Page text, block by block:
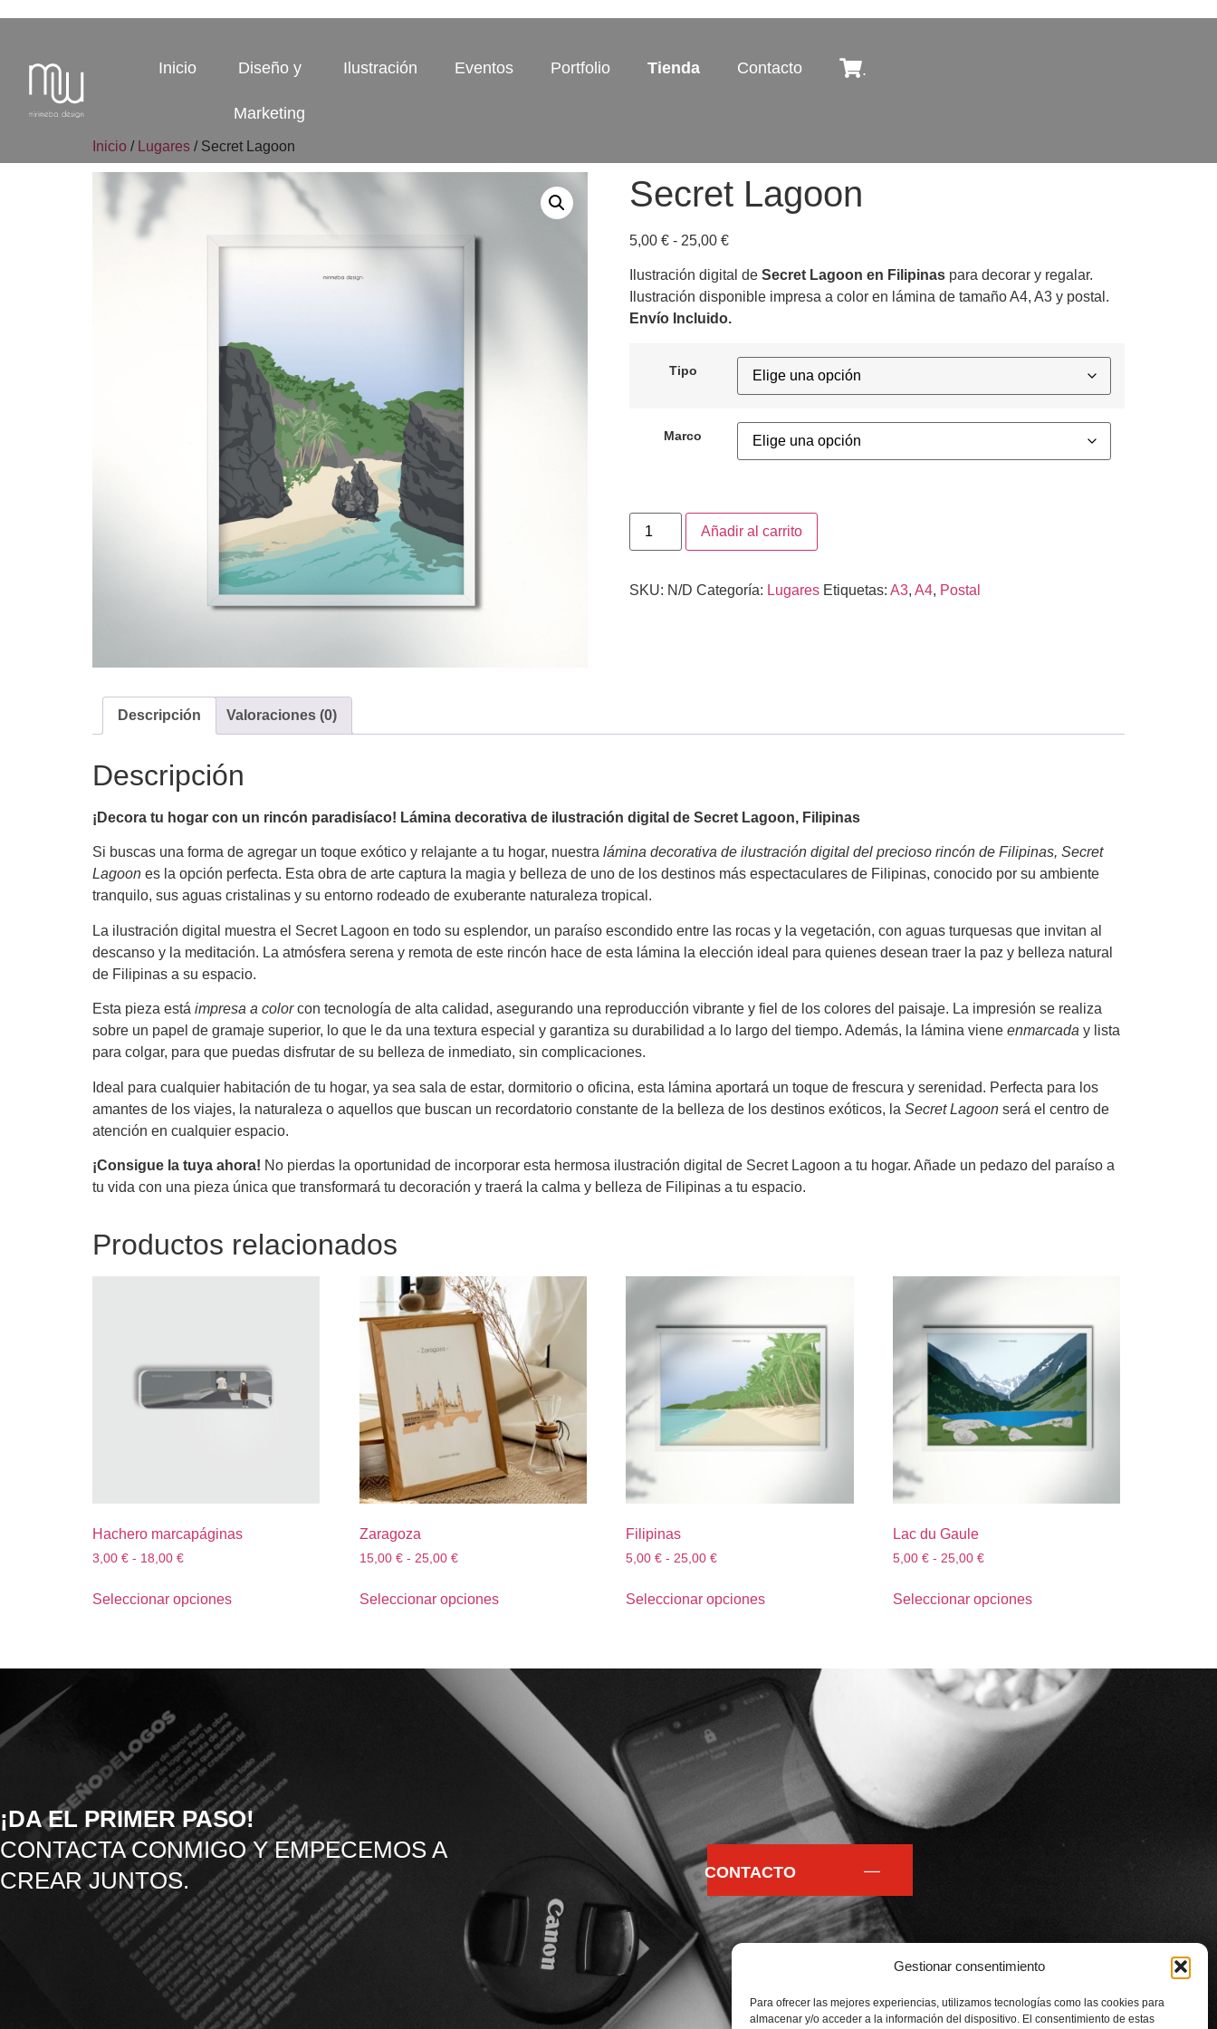
Gestionar consentimiento
Para ofrecer las mejores experiencias, utilizamos tecnologías como las cookies para
almacenar y/o acceder a la información del dispositivo. El consentimiento de estas
Inicio Diseño y
Marketing
Ilustración Eventos Portfolio Tienda Contacto .
Inicio / Lugares / Secret Lagoon
Secret Lagoon
5,00 € - 25,00 €
Ilustración digital de Secret Lagoon en Filipinas para decorar y regalar.
Ilustración disponible impresa a color en lámina de tamaño A4, A3 y postal.
Envío Incluido.
Tipo
Marco
Añadir al carrito
SKU: N/D Categoría: Lugares Etiquetas: A3, A4, Postal
Descripción Valoraciones (0)
Descripción
¡Decora tu hogar con un rincón paradisíaco! Lámina decorativa de ilustración digital de Secret Lagoon, Filipinas
Si buscas una forma de agregar un toque exótico y relajante a tu hogar, nuestra lámina decorativa de ilustración digital del precioso rincón de Filipinas, Secret
Lagoon es la opción perfecta. Esta obra de arte captura la magia y belleza de uno de los destinos más espectaculares de Filipinas, conocido por su ambiente
tranquilo, sus aguas cristalinas y su entorno rodeado de exuberante naturaleza tropical.
La ilustración digital muestra el Secret Lagoon en todo su esplendor, un paraíso escondido entre las rocas y la vegetación, con aguas turquesas que invitan al
descanso y la meditación. La atmósfera serena y remota de este rincón hace de esta lámina la elección ideal para quienes desean traer la paz y belleza natural
de Filipinas a su espacio.
Esta pieza está impresa a colorcon tecnología de alta calidad, asegurando una reproducción vibrante y fiel de los colores del paisaje. La impresión se realiza
sobre un papel de gramaje superior, lo que le da una textura especial y garantiza su durabilidad a lo largo del tiempo. Además, la lámina viene enmarcada y lista
para colgar, para que puedas disfrutar de su belleza de inmediato, sin complicaciones.
Ideal para cualquier habitación de tu hogar, ya sea sala de estar, dormitorio o oficina, esta lámina aportará un toque de frescura y serenidad. Perfecta para los
amantes de los viajes, la naturaleza o aquellos que buscan un recordatorio constante de la belleza de los destinos exóticos, la Secret Lagoon será el centro de
atención en cualquier espacio.
¡Consigue la tuya ahora! No pierdas la oportunidad de incorporar esta hermosa ilustración digital de Secret Lagoon a tu hogar. Añade un pedazo del paraíso a
tu vida con una pieza única que transformará tu decoración y traerá la calma y belleza de Filipinas a tu espacio.
Productos relacionados
Hachero marcapáginas
3,00 € - 18,00 €
Seleccionar opciones
Zaragoza
15,00 € - 25,00 €
Seleccionar opciones
Filipinas
5,00€ - 25,00€
Seleccionar opciones
Lac du Gaule
5,00€ - 25,00€
Seleccionar opciones
¡DA EL PRIMER PASO!
CONTACTA CONMIGO Y EMPECEMOS A
CREAR JUNTOS.
CONTACTO